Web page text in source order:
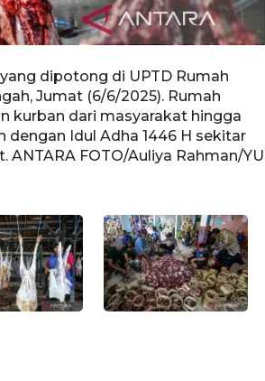
dipotong di UPTD Rumah
Jumat (6/6/2025). Rumah
kurban dari masyarakat hingga
Idul Adha 1446 H sekitar
FOTO/Auliya Rahman/YU